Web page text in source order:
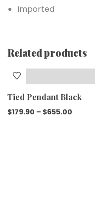
Imported
Related products
Tied Pendant Black
$179.90 – $655.00